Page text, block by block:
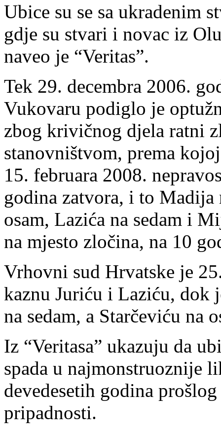
Ubice su se sa ukradenim
gdje su stvari i novac iz
naveo je “Veritas”.
Tek 29. decembra 2006.
Vukovaru podiglo je
zbog krivičnog djela ratni
stanovništvom, prema
15. februara 2008.
godina zatvora, i to Madija
osam, Lazića na sedam i
na mjesto zločina, na 10
Vrhovni sud Hrvatske je
kaznu Juriću i Laziću, dok
na sedam, a Starčeviću na
Iz “Veritasa” ukazuju da
spada u najmonstruoznije
devedesetih godina
pripadnosti.